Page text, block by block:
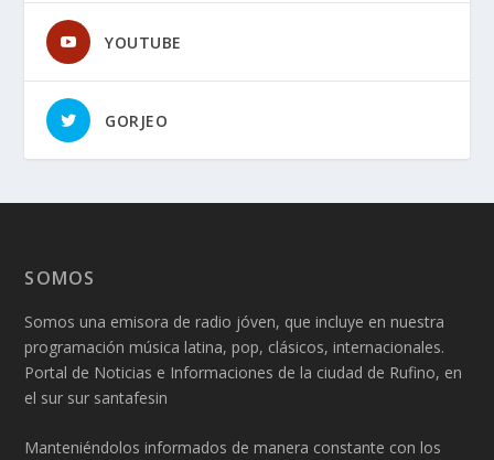
YOUTUBE
GORJEO
SOMOS
Somos una emisora de radio jóven, que incluye en nuestra
programación música latina, pop, clásicos, internacionales.
Portal de Noticias e Informaciones de la ciudad de Rufino, en
el sur sur santafesin
Manteniéndolos informados de manera constante con los